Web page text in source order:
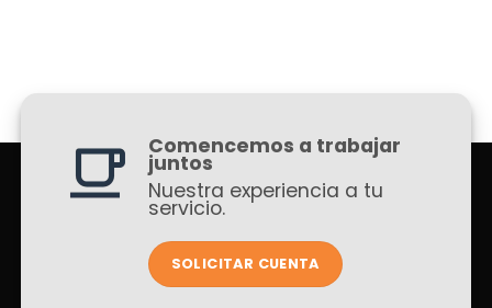
Comencemos a trabajar
juntos
Nuestra experiencia a tu
servicio.
SOLICITAR CUENTA